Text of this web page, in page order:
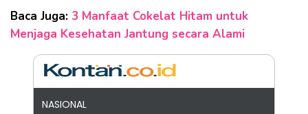
Baca Juga: 3 Manfaat Cokelat Hitam untuk
Menjaga Kesehatan Jantung secara Alami
NASIONAL